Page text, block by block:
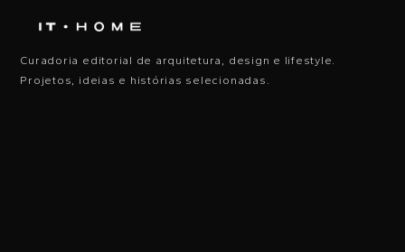
Curadoria editorial de arquitetura, design e lifestyle.
Projetos, ideias e histórias selecionadas.